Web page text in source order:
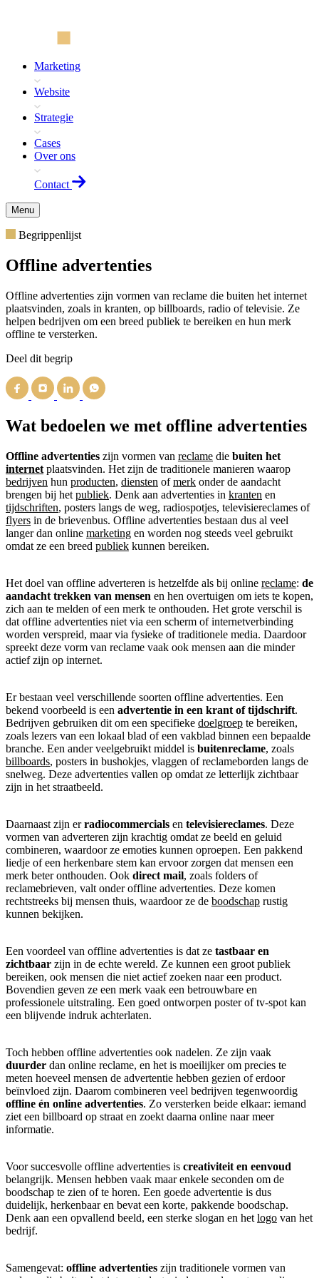
Marketing
Website
Strategie
Cases
Over ons
Contact
Menu
Begrippenlijst
Offline advertenties
Offline advertenties zijn vormen van reclame die buiten het internet
plaatsvinden, zoals in kranten, op billboards, radio of televisie. Ze
helpen bedrijven om een breed publiek te bereiken en hun merk
offline te versterken.
Deel dit begrip
Wat bedoelen we met offline advertenties
Offline advertenties zijn vormen van reclame die buiten het
internet plaatsvinden. Het zijn de traditionele manieren waarop
bedrijven hun producten, diensten ofmerk onder de aandacht
brengen bij het publiek. Denk aan advertenties in kranten en
tijdschriften, posters langs de weg, radiospotjes, televisiereclames of
flyers in de brievenbus. Offline advertenties bestaan dus al veel
langer dan online marketing en worden nog steeds veel gebruikt
omdat ze een breed publiek kunnen bereiken.
Het doel van offline adverteren is hetzelfde als bij online reclame: de
aandacht trekken van mensen en hen overtuigen om iets te kopen,
zich aan te melden of een merk te onthouden. Het grote verschil is
dat offline advertenties niet via een scherm of internetverbinding
worden verspreid, maar via fysieke of traditionele media. Daardoor
spreekt deze vorm van reclame vaak ook mensen aan die minder
actief zijn op internet.
Er bestaan veel verschillende soorten offline advertenties. Een
bekend voorbeeld is een advertentie in een krant of tijdschrift.
Bedrijven gebruiken dit om een specifieke doelgroep te bereiken,
zoals lezers van een lokaal blad of een vakblad binnen een bepaalde
branche. Een ander veelgebruikt middel is buitenreclame, zoals
billboards, posters in bushokjes, vlaggen of reclameborden langs de
snelweg. Deze advertenties vallen op omdat ze letterlijk zichtbaar
zijn in het straatbeeld.
Daarnaast zijn erradiocommercials en televisiereclames. Deze
vormen van adverteren zijn krachtig omdat ze beeld en geluid
combineren, waardoor ze emoties kunnen oproepen. Een pakkend
liedje of een herkenbare stem kan ervoor zorgen dat mensen een
merk beter onthouden. Ook direct mail, zoals folders of
reclamebrieven, valt onder offline advertenties. Deze komen
rechtstreeks bij mensen thuis, waardoor ze de boodschap rustig
kunnen bekijken.
Een voordeel van offline advertenties is dat ze tastbaar en
zichtbaar zijn in de echte wereld. Ze kunnen een groot publiek
bereiken, ook mensen die niet actief zoeken naar een product.
Bovendien geven ze een merk vaak een betrouwbare en
professionele uitstraling. Een goed ontworpen poster of tv-spot kan
een blijvende indruk achterlaten.
Toch hebben offline advertenties ook nadelen. Ze zijn vaak
duurder dan online reclame, en het is moeilijker om precies te
meten hoeveel mensen de advertentie hebben gezien of erdoor
beïnvloed zijn. Daarom combineren veel bedrijven tegenwoordig
offline én online advertenties. Zo versterken beide elkaar: iemand
ziet een billboard op straat en zoekt daarna online naar meer
informatie.
Voor succesvolle offline advertenties is creativiteit en eenvoud
belangrijk. Mensen hebben vaak maar enkele seconden om de
boodschap te zien of te horen. Een goede advertentie is dus
duidelijk, herkenbaar en bevat een korte, pakkende boodschap.
Denk aan een opvallend beeld, een sterke slogan en het logo van het
bedrijf.
Samengevat: offline advertenties zijn traditionele vormen van